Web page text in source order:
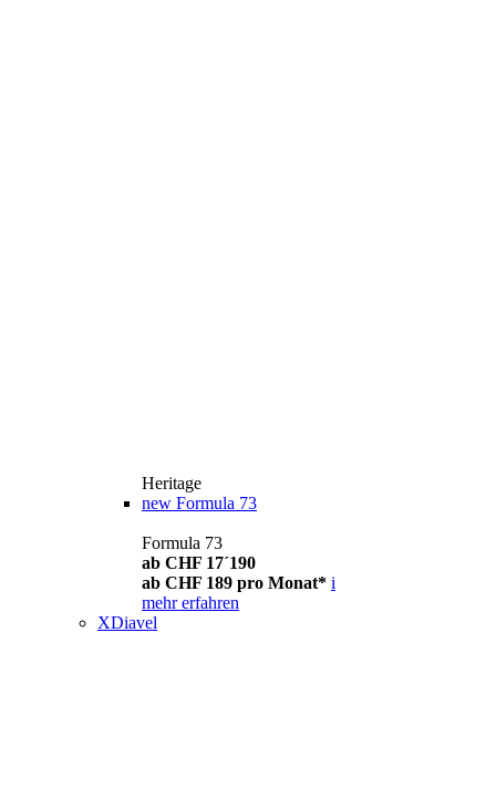
Heritage
new Formula 73
Formula 73
ab CHF 17´190
ab CHF 189 pro Monat* i
mehr erfahren
XDiavel